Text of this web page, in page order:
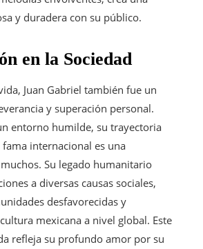
y duradera con su público.
en la Sociedad
Juan Gabriel también fue un
y superación personal.
entorno humilde, su trayectoria
fama internacional es una
Su legado humanitario
a diversas causas sociales,
desfavorecidas y
mexicana a nivel global. Este
refleja su profundo amor por su